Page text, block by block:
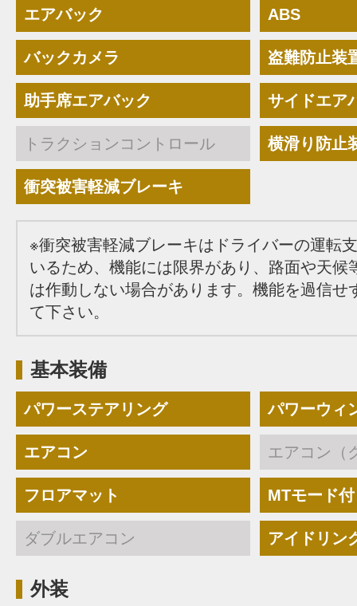
エアバック ABS
バックカメラ 盗難防止装
助手席エアバック サイドエア
トラクションコントロール 横滑り防止
衝突被害軽減ブレーキ
※衝突被害軽減ブレーキはドライバーの運転
いるため、機能には限界があり、路面や天候
は作動しない場合があります。機能を過信せ
て下さい。
基本装備
パワーステアリング パワーウィ
エアコン エアコン（
フロアマット MTモード
ダブルエアコン アイドリン
外装